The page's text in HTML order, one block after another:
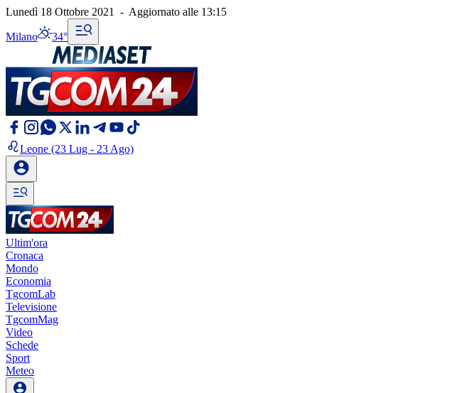
Lunedì 18 Ottobre 2021 - Aggiornato alle 13:15
Milano 34°
Leone (23 Lug - 23 Ago)
Ultim'ora
Cronaca
Mondo
Economia
TgcomLab
Televisione
TgcomMag
Video
Schede
Sport
Meteo